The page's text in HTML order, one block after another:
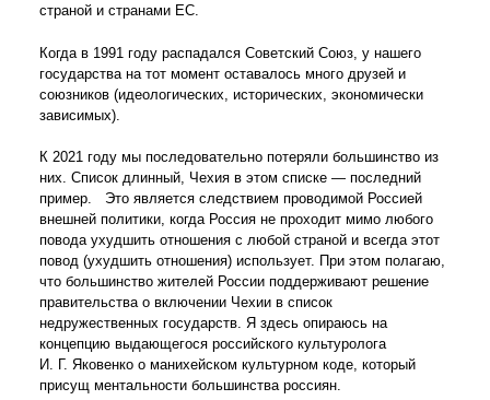
страной и странами ЕС.
Когда в 1991 году распадался Советский Союз, у нашего
государства на тот момент оставалось много друзей и
союзников (идеологических, исторических, экономически
зависимых).
К 2021 году мы последовательно потеряли большинство из
них. Список длинный, Чехия в этом списке — последний
пример. Это является следствием проводимой Россией
внешней политики, когда Россия не проходит мимо любого
повода ухудшить отношения с любой страной и всегда этот
повод (ухудшить отношения) использует. При этом полагаю,
что большинство жителей России поддерживают решение
правительства о включении Чехии в список
недружественных государств. Я здесь опираюсь на
концепцию выдающегося российского культуролога
И. Г. Яковенко о манихейском культурном коде, который
присущ ментальности большинства россиян.